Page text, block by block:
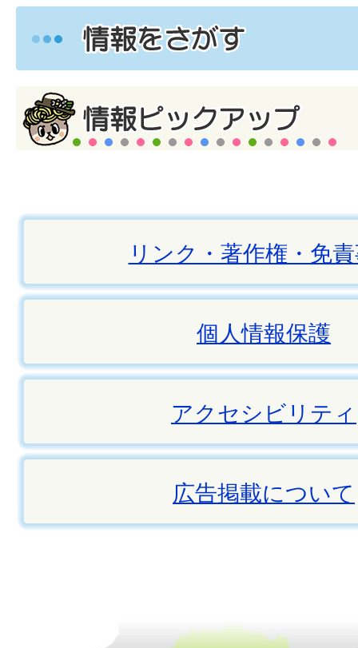
リンク・著作権・免
個人情報保護
アクセシビリティ
広告掲載について